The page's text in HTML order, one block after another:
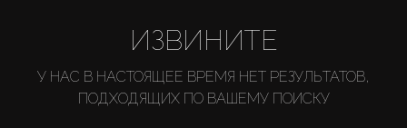
ИЗВИНИТЕ
У НАС В НАСТОЯЩЕЕ ВРЕМЯ НЕТ РЕЗУЛЬТАТОВ,
ПОДХОДЯЩИХ ПО ВАШЕМУ ПОИСКУ